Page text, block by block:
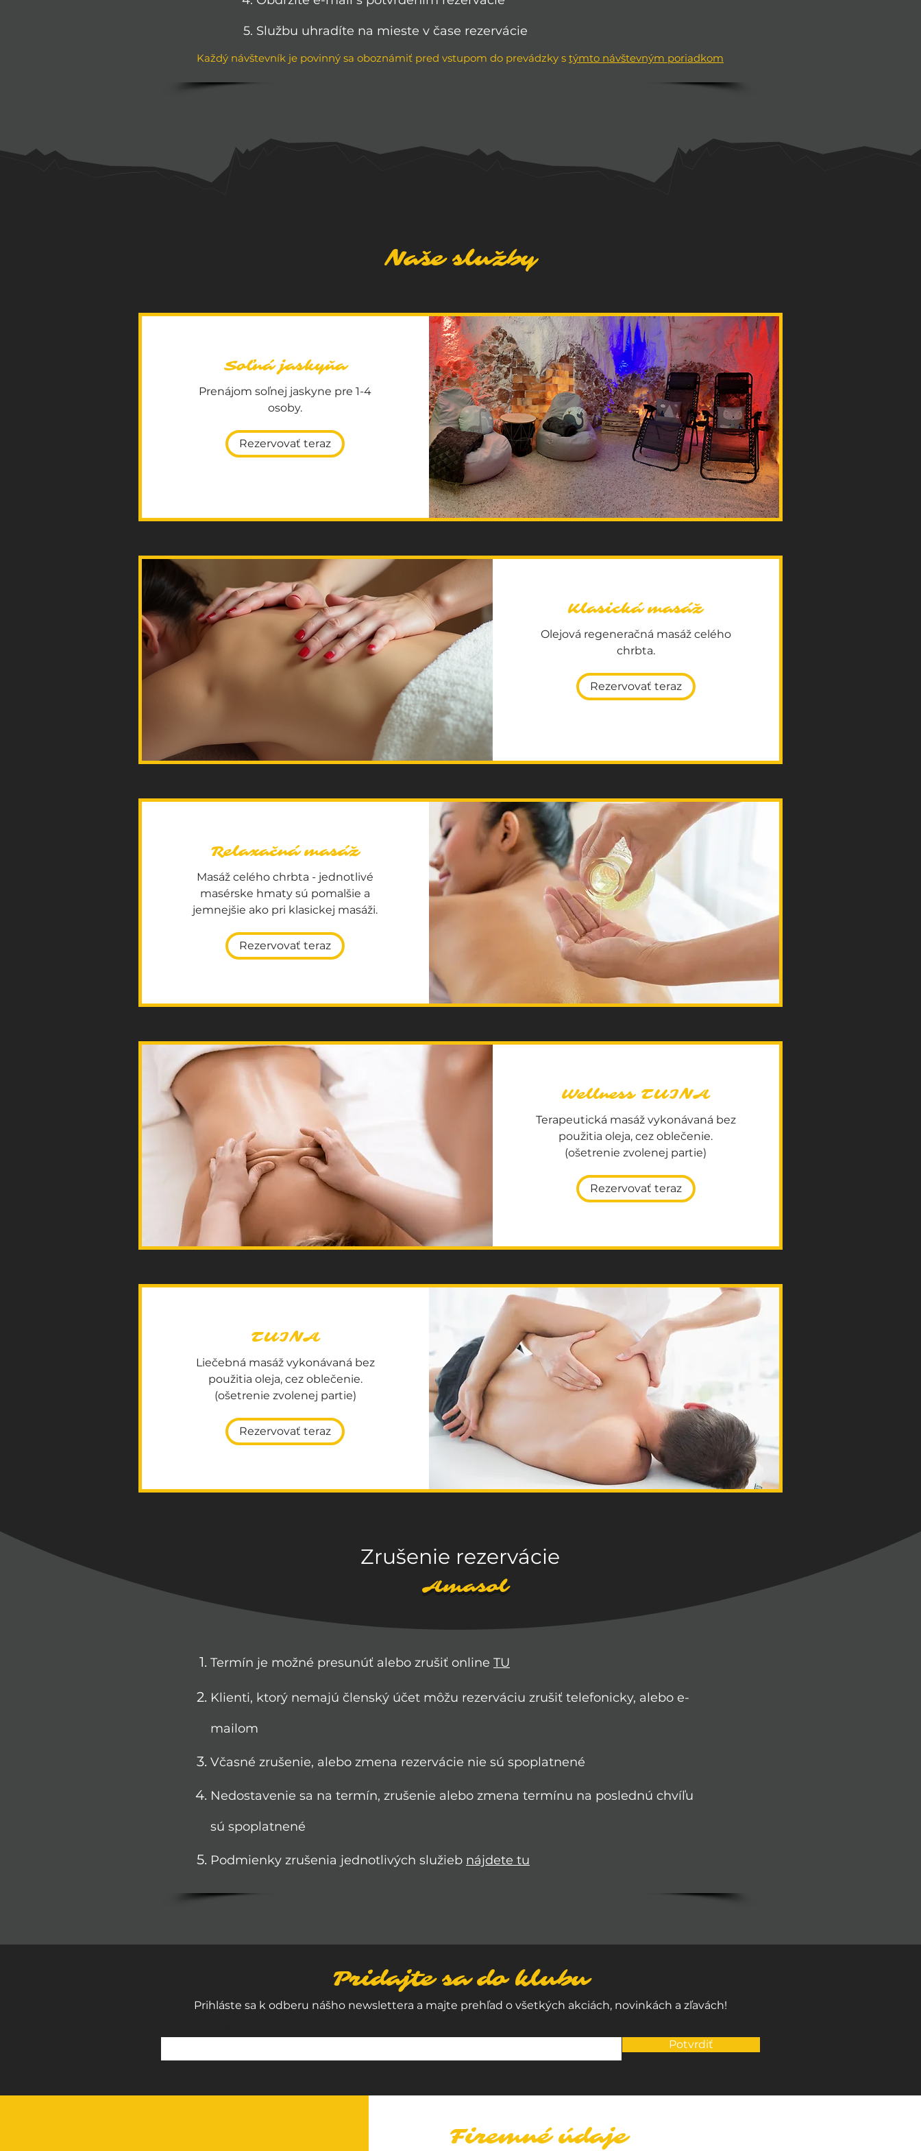
Službu uhradíte na mieste v čase rezervácie
Každý návštevník je povinný sa oboznámiť pred vstupom do prevádzky s týmto návštevným poriadkom
Naše služby
Soľná jaskyňa
Prenájom soľnej jaskyne pre 1-4
osoby.
Rezervovať teraz
Klasická masáž
Olejová regeneračná masáž celého
chrbta.
Rezervovať teraz
Relaxačná masáž
Masáž celého chrbta - jednotlivé
masérske hmaty sú pomalšie a
jemnejšie ako pri klasickej masáži.
Rezervovať teraz
Wellness TUINA
Terapeutická masáž vykonávaná bez
použitia oleja, cez oblečenie.
(ošetrenie zvolenej partie)
Rezervovať teraz
TUINA
Liečebná masáž vykonávaná bez
použitia oleja, cez oblečenie.
(ošetrenie zvolenej partie)
Rezervovať teraz
Zrušenie rezervácie
Amasol
Termín je možné presunúť alebo zrušiť online TU
Klienti, ktorý nemajú členský účet môžu rezerváciu zrušiť telefonicky, alebo e-
mailom
Včasné zrušenie, alebo zmena rezervácie nie sú spoplatnené
Nedostavenie sa na termín, zrušenie alebo zmena termínu na poslednú chvíľu
sú spoplatnené
Podmienky zrušenia jednotlivých služieb nájdete tu
Pridajte sa do klubu
Prihláste sa k odberu nášho newslettera a majte prehľad o všetkých akciách, novinkách a zľavách!
Potvrdiť
Firemné údaje